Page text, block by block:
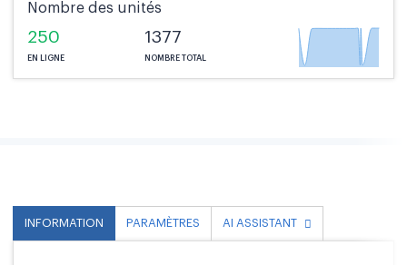
Nombre des unités
250
EN LIGNE
1377
NOMBRE TOTAL
INFORMATION PARAMÈTRES AI ASSISTANT